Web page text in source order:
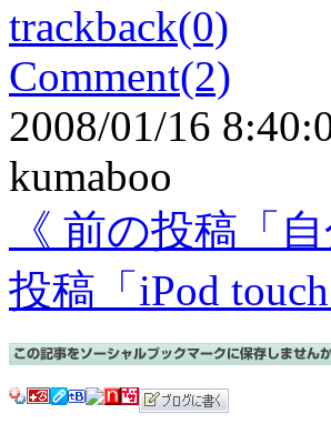
trackback(0)
Comment(2)
2008/01/16
kumaboo
《 前の投稿「
投稿「iPod